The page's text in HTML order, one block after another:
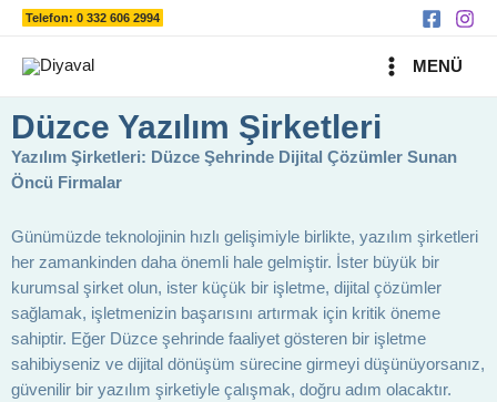
İçeriğeTelefon: 0 332 606 2994
MAIN
MENÜ
Düzce Yazılım Şirketleri
Yazılım Şirketleri: Düzce Şehrinde Dijital Çözümler Sunan
Öncü Firmalar
Günümüzde teknolojinin hızlı gelişimiyle birlikte, yazılım şirketleri
her zamankinden daha önemli hale gelmiştir. İster büyük bir
kurumsal şirket olun, ister küçük bir işletme, dijital çözümler
sağlamak, işletmenizin başarısını artırmak için kritik öneme
sahiptir. Eğer Düzce şehrinde faaliyet gösteren bir işletme
sahibiyseniz ve dijital dönüşüm sürecine girmeyi düşünüyorsanız,
güvenilir bir yazılım şirketiyle çalışmak, doğru adım olacaktır.
Ara